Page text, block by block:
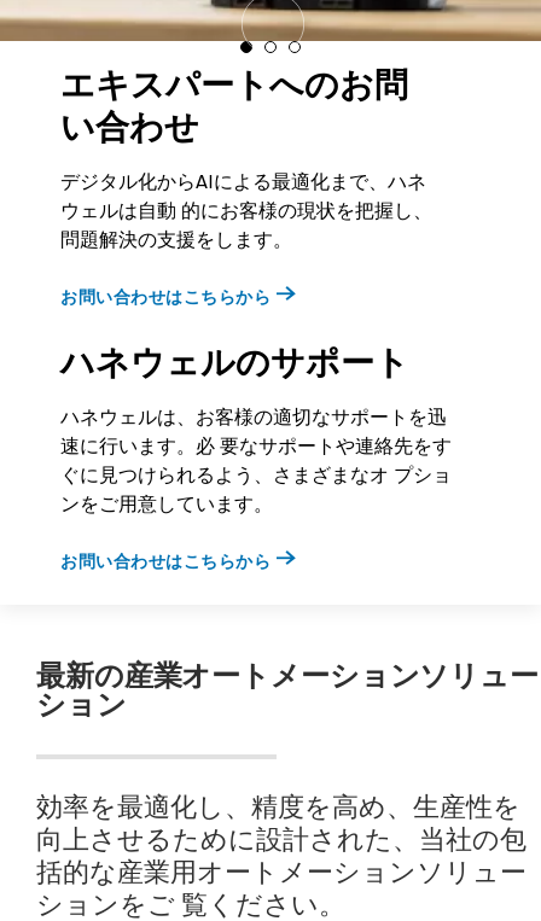
エキスパートへのお問
い合わせ
デジタル化からAIによる最適化まで、ハネ
ウェルは⾃動 的にお客様の現状を把握し、
問題解決の⽀援をします。
お問い合わせはこちらから
ハネウェルのサポート
ハネウェルは、お客様の適切なサポートを迅
速に⾏います。必 要なサポートや連絡先をす
ぐに⾒つけられるよう、さまざまなオ プショ
ンをご⽤意しています。
お問い合わせはこちらから
最新の産業オートメーションソリュー
ション
効率を最適化し、精度を⾼め、⽣産性を
向上させるために設計された、当社の包
括的な産業⽤オートメーションソリュー
ションをご 覧ください。